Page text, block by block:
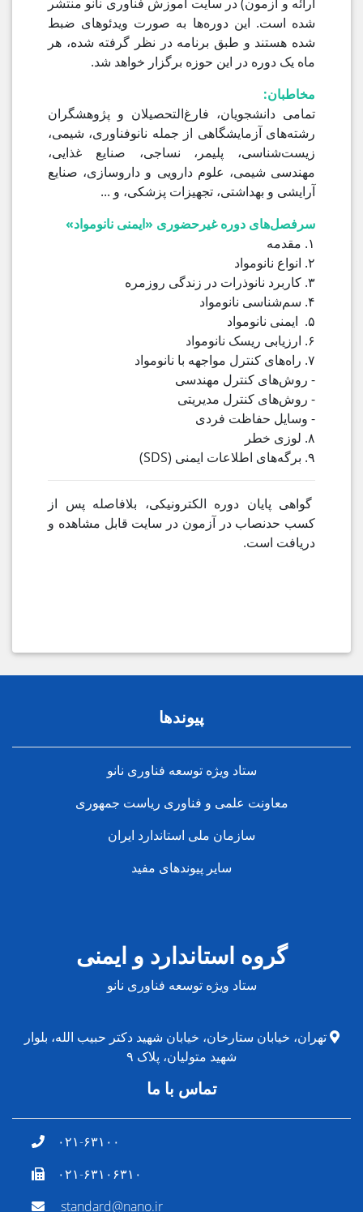
شده است. این دوره‌ها به صورت ویدئوهای ضبط
شده هستند و طبق برنامه در نظر گرفته شده، هر
ماه یک دوره در این حوزه برگزار خواهد شد.
مخاطبان:
تمامی دانشجویان، فارغ‌التحصیلان و پژوهشگران
رشته‌های آزمایشگاهی از جمله نانوفناوری، شیمی،
زیست‌شناسی، پلیمر، نساجی، صنایع غذایی،
مهندسی شیمی، علوم دارویی و داروسازی، صنایع
آرایشی و بهداشتی، تجهیزات پزشکی، و ...
سرفصل‌های دوره غیرحضوری «ایمنی نانومواد»
۱. مقدمه
۲. انواع نانومواد
۳. کاربرد نانوذرات در زندگی روزمره
۴. سم‌شناسی نانومواد
۵. ایمنی نانومواد
۶. ارزیابی ریسک نانومواد
۷. راه‌های کنترل مواجهه با نانومواد
- روش‌های کنترل مهندسی
- روش‌های کنترل مدیریتی
- وسایل حفاظت فردی
۸. لوزی خطر
۹. برگه‌های اطلاعات ایمنی (SDS)
گواهی پایان دوره الکترونیکی، بلافاصله پس از
کسب حدنصاب در آزمون در سایت قابل مشاهده و
دریافت است.
پیوندها
ستاد ویژه توسعه فناوری نانو
معاونت علمی و فناوری ریاست جمهوری
سازمان ملی استاندارد ایران
سایر پیوندهای مفید
گروه استاندارد و ایمنی
ستاد ویژه توسعه فناوری نانو
تهران، خیابان ستارخان، خیابان شهید دکتر حبیب الله، بلوار
شهید متولیان، پلاک ۹
تماس با ما
۰۲۱-۶۳۱۰۰
۰۲۱-۶۳۱۰۶۳۱۰
standard@nano.ir